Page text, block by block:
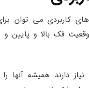
کاربردی می توان
فک بالا و پایین و
دارند همیشه آنها